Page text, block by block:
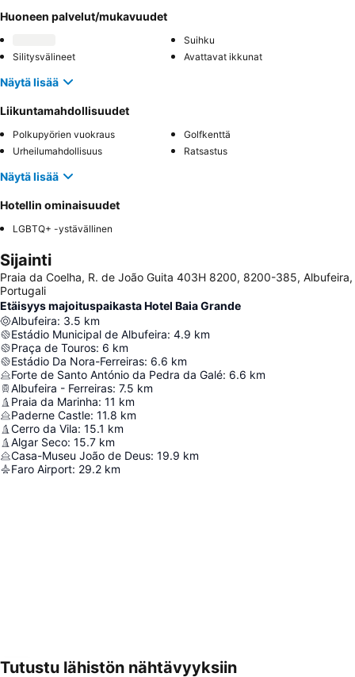
Huoneen palvelut/mukavuudet
Suihku
Silitysvälineet
Avattavat ikkunat
Näytä lisää
Liikuntamahdollisuudet
Polkupyörien vuokraus
Golfkenttä
Urheilumahdollisuus
Ratsastus
Näytä lisää
Hotellin ominaisuudet
LGBTQ+ -ystävällinen
Sijainti
Praia da Coelha, R. de João Guita 403H 8200, 8200-385, Albufeira,
Portugali
Etäisyys majoituspaikasta Hotel Baia Grande
Albufeira: 3.5 km
Estádio Municipal de Albufeira: 4.9 km
Praça de Touros: 6 km
Estádio Da Nora-Ferreiras: 6.6 km
Forte de Santo António da Pedra da Galé: 6.6 km
Albufeira - Ferreiras: 7.5 km
Praia da Marinha: 11 km
Paderne Castle: 11.8 km
Cerro da Vila: 15.1 km
Algar Seco: 15.7 km
Casa-Museu João de Deus: 19.9 km
Faro Airport: 29.2 km
Tutustu lähistön nähtävyyksiin